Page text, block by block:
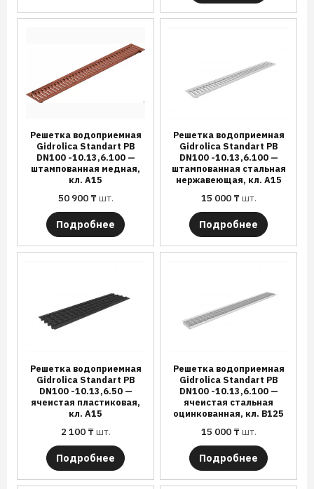
Решетка водоприемная
Gidrolica Standart РВ
DN100 -10.13,6.100 —
штампованная медная,
кл. А15
50 900 ₸шт.
Подробнее
Решетка водоприемная
Gidrolica Standart РВ
DN100 -10.13,6.100 —
штампованная стальная
нержавеющая, кл. А15
15 000 ₸шт.
Подробнее
Решетка водоприемная
Gidrolica Standart РВ
DN100 -10.13,6.50 —
ячеистая пластиковая,
кл. А15
2 100 ₸шт.
Подробнее
Решетка водоприемная
Gidrolica Standart РВ
DN100 -10.13,6.100 —
ячеистая стальная
оцинкованная, кл. В125
15 000 ₸шт.
Подробнее